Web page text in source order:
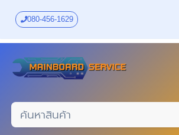
content
080-456-1629